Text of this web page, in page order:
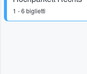
1 - 6 biglietti